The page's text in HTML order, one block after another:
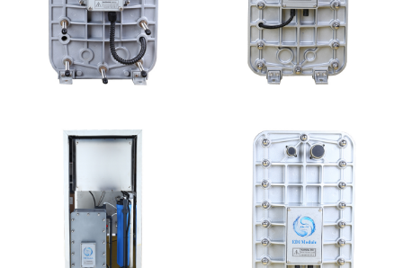
西门子 EDI模块维修
MK-TC100 EDI超纯水
处理设备